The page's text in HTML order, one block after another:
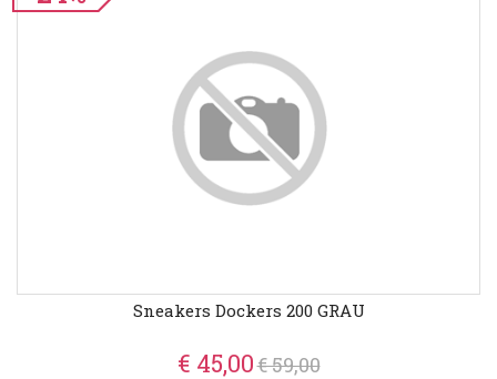
Sneakers Dockers 200 GRAU
€ 45,00€ 59,00